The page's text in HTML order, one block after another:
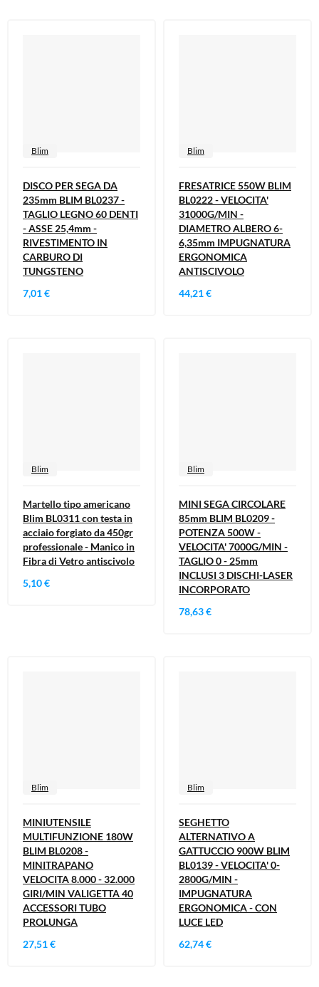
Blim
DISCO PER SEGA DA
235mm BLIM BL0237 -
TAGLIO LEGNO 60 DENTI
- ASSE 25,4mm -
RIVESTIMENTO IN
CARBURO DI
TUNGSTENO
7,01 €
Blim
FRESATRICE 550W BLIM
BL0222 - VELOCITA'
31000G/MIN -
DIAMETRO ALBERO 6-
6,35mm IMPUGNATURA
ERGONOMICA
ANTISCIVOLO
44,21 €
Blim
Martello tipo americano
Blim BL0311 con testa in
acciaio forgiato da 450gr
professionale - Manico in
Fibra di Vetro antiscivolo
5,10 €
Blim
MINI SEGA CIRCOLARE
85mm BLIM BL0209 -
POTENZA 500W -
VELOCITA' 7000G/MIN -
TAGLIO 0 - 25mm
INCLUSI 3 DISCHI-LASER
INCORPORATO
78,63 €
Blim
MINIUTENSILE
MULTIFUNZIONE 180W
BLIM BL0208 -
MINITRAPANO
VELOCITA 8.000 - 32.000
GIRI/MIN VALIGETTA 40
ACCESSORI TUBO
PROLUNGA
27,51 €
Blim
SEGHETTO
ALTERNATIVO A
GATTUCCIO 900W BLIM
BL0139 - VELOCITA' 0-
2800G/MIN -
IMPUGNATURA
ERGONOMICA - CON
LUCE LED
62,74 €